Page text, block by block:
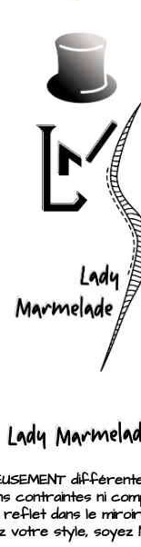
contraintes ni
dans le
votre style, soyez